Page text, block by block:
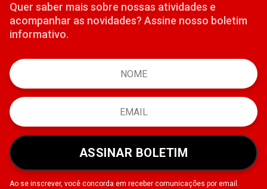
Quer saber mais sobre nossas atividades e
acompanhar as novidades? Assine nosso boletim
informativo.
ASSINAR BOLETIM
Ao se inscrever, você concorda em receber comunicações por email.